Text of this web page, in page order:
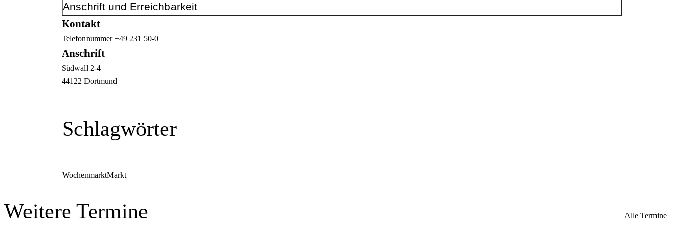
Anschrift und Erreichbarkeit
Kontakt
Telefonnummer+49 231 50-0
Anschrift
Südwall 2-4
44122 Dortmund
Schlagwörter
WochenmarktMarkt
Weitere Termine Alle Termine